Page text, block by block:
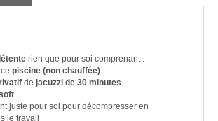
rien que pour soi comprenant :
piscine (non chauffée)
de jacuzzi de 30 minutes
juste pour soi pour décompresser en
le travail